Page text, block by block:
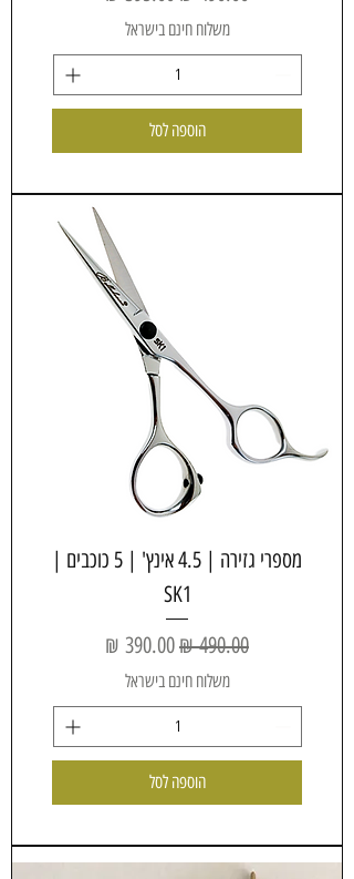
משלוח חינם בישראל
הוספה לסל
מספרי גזירה | 4.5 אינץ' | 5 כוכבים |
SK1
מחיר רגיל מחיר מבצע
משלוח חינם בישראל
הוספה לסל